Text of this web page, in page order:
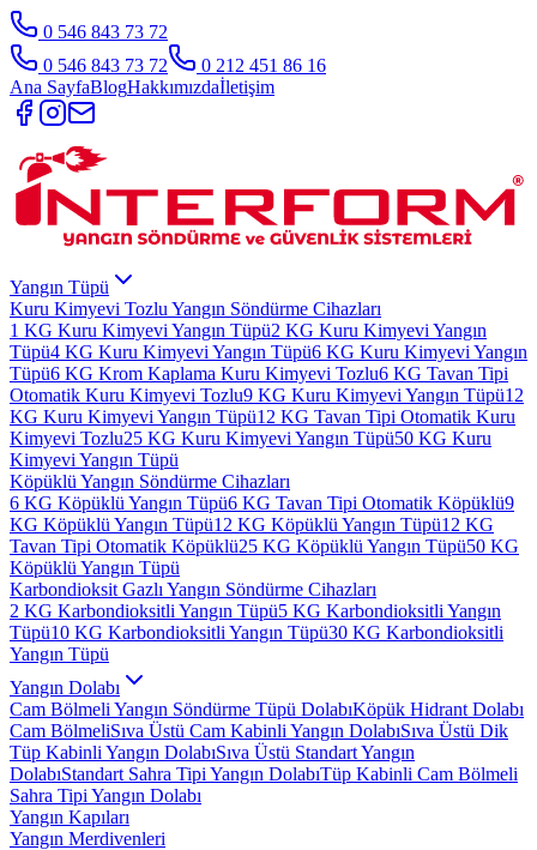
0 546 843 73 72
0 546 843 73 72
0 212 451 86 16
Ana SayfaBlogHakkımızdaİletişim
Yangın Tüpü
Kuru Kimyevi Tozlu Yangın Söndürme Cihazları
1 KG Kuru Kimyevi Yangın Tüpü2 KG Kuru Kimyevi Yangın
Tüpü4 KG Kuru Kimyevi Yangın Tüpü6 KG Kuru Kimyevi Yangın
Tüpü6 KG Krom Kaplama Kuru Kimyevi Tozlu6 KG Tavan Tipi
Otomatik Kuru Kimyevi Tozlu9 KG Kuru Kimyevi Yangın Tüpü12
KG Kuru Kimyevi Yangın Tüpü12 KG Tavan Tipi Otomatik Kuru
Kimyevi Tozlu25 KG Kuru Kimyevi Yangın Tüpü50 KG Kuru
Kimyevi Yangın Tüpü
Köpüklü Yangın Söndürme Cihazları
6 KG Köpüklü Yangın Tüpü6 KG Tavan Tipi Otomatik Köpüklü9
KG Köpüklü Yangın Tüpü12 KG Köpüklü Yangın Tüpü12 KG
Tavan Tipi Otomatik Köpüklü25 KG Köpüklü Yangın Tüpü50 KG
Köpüklü Yangın Tüpü
Karbondioksit Gazlı Yangın Söndürme Cihazları
2 KG Karbondioksitli Yangın Tüpü5 KG Karbondioksitli Yangın
Tüpü10 KG Karbondioksitli Yangın Tüpü30 KG Karbondioksitli
Yangın Tüpü
Yangın Dolabı
Cam Bölmeli Yangın Söndürme Tüpü DolabıKöpük Hidrant Dolabı
Cam BölmeliSıva Üstü Cam Kabinli Yangın DolabıSıva Üstü Dik
Tüp Kabinli Yangın DolabıSıva Üstü Standart Yangın
DolabıStandart Sahra Tipi Yangın DolabıTüp Kabinli Cam Bölmeli
Sahra Tipi Yangın Dolabı
Yangın Kapıları
Yangın Merdivenleri